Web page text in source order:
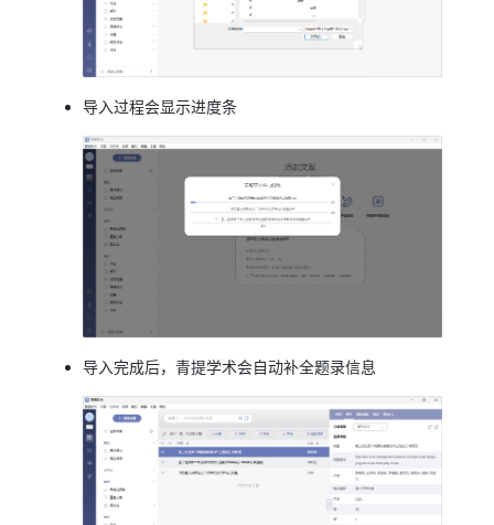
导入过程会显示进度条
导入完成后，青提学术会自动补全题录信息